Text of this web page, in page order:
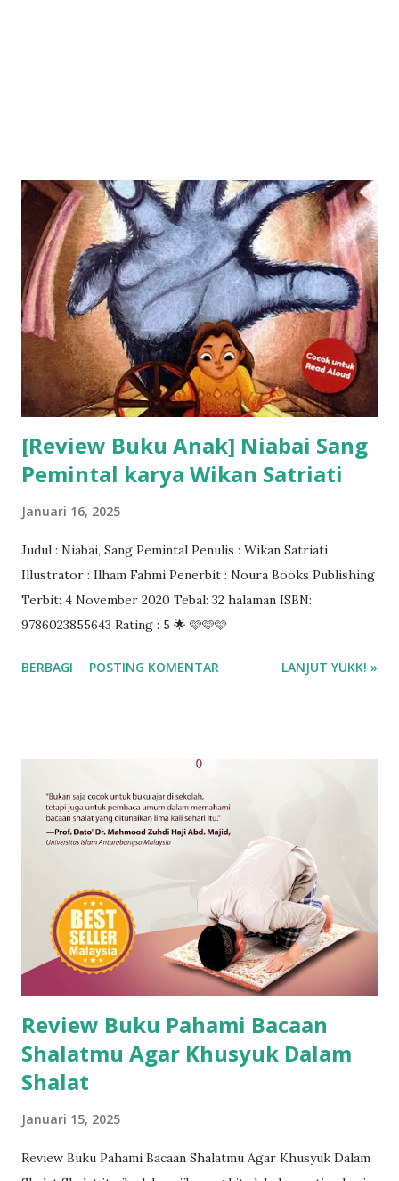
[Review Buku Anak] Niabai Sang
Pemintal karya Wikan Satriati
Januari 16, 2025
Judul : Niabai, Sang Pemintal Penulis : Wikan Satriati
Illustrator : Ilham Fahmi Penerbit : Noura Books Publishing
Terbit: 4 November 2020 Tebal: 32 halaman ISBN:
9786023855643 Rating : 5 🌟 🩷🩷🩷
BERBAGI POSTING KOMENTAR LANJUT YUKK! »
Review Buku Pahami Bacaan
Shalatmu Agar Khusyuk Dalam
Shalat
Januari 15, 2025
Review Buku Pahami Bacaan Shalatmu Agar Khusyuk Dalam